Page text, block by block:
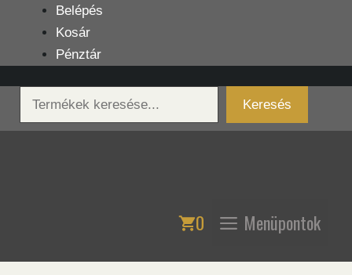
tartalomba
Belépés
Kosár
Pénztár
Keresés
Keresés
0 Menüpontok